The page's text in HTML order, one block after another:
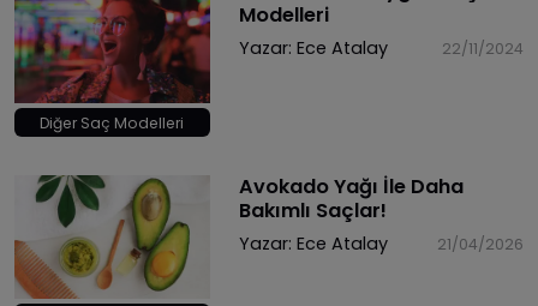
Diğer Saç Modelleri
Modelleri
Yazar: Ece Atalay 22/11/2024
Avokado Yağı İle Daha
Bakımlı Saçlar!
Yazar: Ece Atalay 21/04/2026